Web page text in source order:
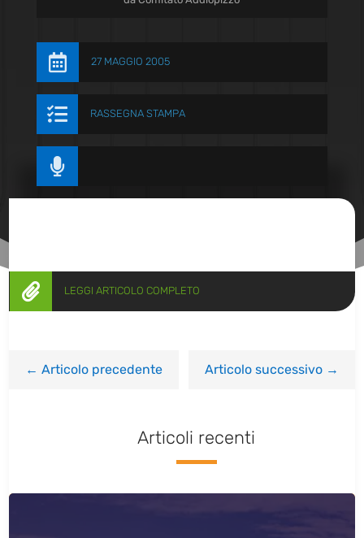
 27 MAGGIO 2005
 RASSEGNA STAMPA

 LEGGI ARTICOLO COMPLETO
←Articolo precedente Articolo successivo→
Articoli recenti